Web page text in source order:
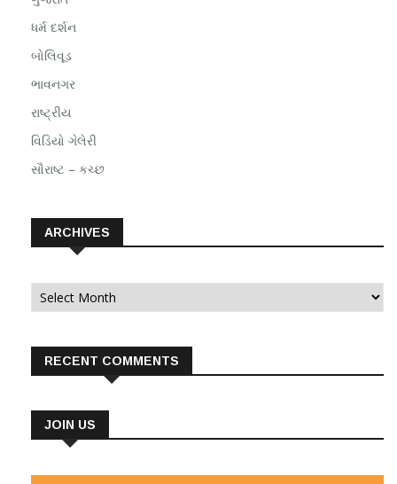
ધર્મ દર્શન
બોલિવૂડ
ભાવનગર
રાષ્ટ્રીય
વિડિયો ગેલેરી
સૌરાષ્ટ – કચ્છ
ARCHIVES
Archives
RECENT COMMENTS
JOIN US